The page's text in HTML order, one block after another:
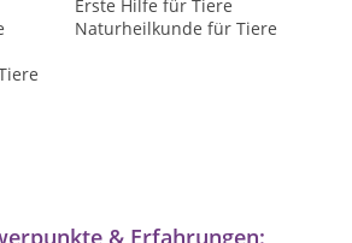
Erste Hilfe für Tiere
Naturheilkunde für Tiere
& Erfahrungen: